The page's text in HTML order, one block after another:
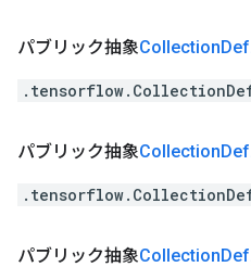
パブリック抽象CollectionDef
パブリック抽象CollectionDef
パブリック抽象CollectionDef